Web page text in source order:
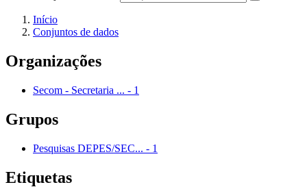
Início
Conjuntos de dados
Organizações
Secom - Secretaria ... - 1
Grupos
Pesquisas DEPES/SEC... - 1
Etiquetas